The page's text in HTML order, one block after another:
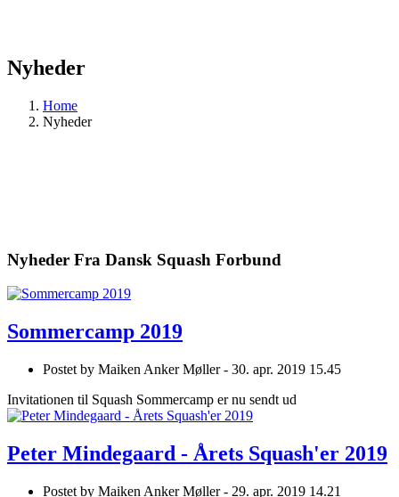
Nyheder
Home
Nyheder
Nyheder Fra Dansk Squash Forbund
Sommercamp 2019
Postet by Maiken Anker Møller - 30. apr. 2019 15.45
Invitationen til Squash Sommercamp er nu sendt ud
Peter Mindegaard - Årets Squash'er 2019
Postet by Maiken Anker Møller - 29. apr. 2019 14.21